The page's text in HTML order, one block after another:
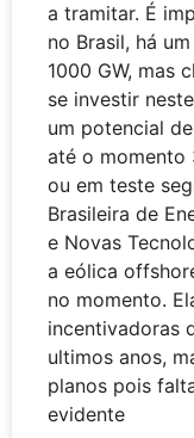
a tramitar. É
no Brasil, há
1000 GW, mas
se investir
um potencial
até o momento
ou em teste
Brasileira de
e Novas
a eólica
no momento.
incentivadoras
ultimos anos,
planos pois
evidente